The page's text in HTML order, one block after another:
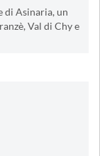
di Asinaria, un
Val di Chy e